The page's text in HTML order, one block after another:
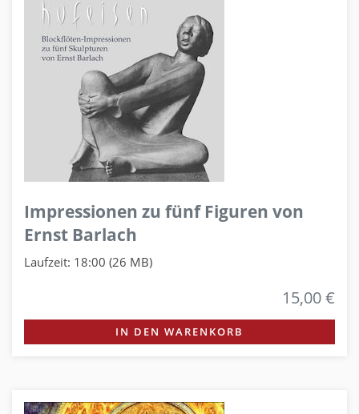
Impressionen zu fünf Figuren von
Ernst Barlach
Laufzeit: 18:00 (26 MB)
15,00 €
IN DEN WARENKORB